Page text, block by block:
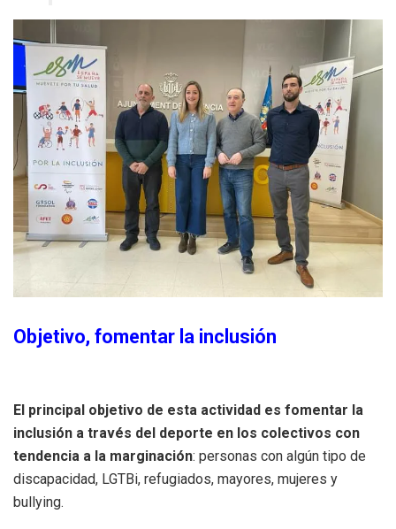
Objetivo, fomentar la inclusión
El principal objetivo de esta actividad es fomentar la
inclusión a través del deporte en los colectivos con
tendencia a la marginación: personas con algún tipo de
discapacidad, LGTBi, refugiados, mayores, mujeres y
bullying.